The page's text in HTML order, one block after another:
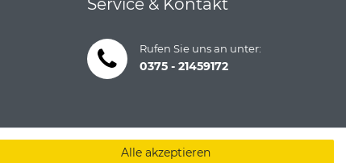
Service & Kontakt
Rufen Sie uns an unter:
0375 - 21459172
Alle akzeptieren